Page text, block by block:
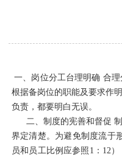
一、岗位分工台理明确 合
根据备岗位的职能及要求作
负责，都要明白无误。
二、制度的宪善和督促 制
界定清楚。为避免制度流于
员和员工比例应参照1：12